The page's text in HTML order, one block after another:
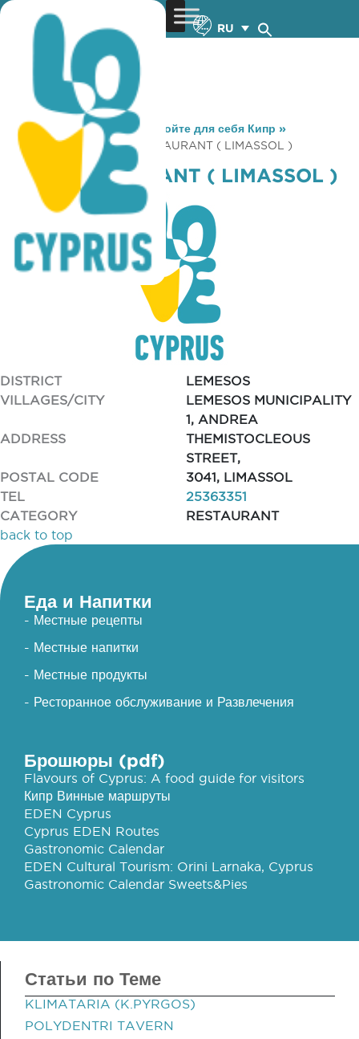
RU
You are here: Home »Откройте для себя Кипр »
Gastronomy
» FANIS RESTAURANT ( LIMASSOL )
FANIS RESTAURANT ( LIMASSOL )
DISTRICT
LEMESOS
VILLAGES/CITY
LEMESOS MUNICIPALITY
ADDRESS
1, ANDREA
THEMISTOCLEOUS
STREET,
POSTAL CODE
3041, LIMASSOL
TEL
25363351
CATEGORY
RESTAURANT
back to top
Еда и Напитки
- Местные рецепты
- Местные напитки
- Местные продукты
- Ресторанное обслуживание и Развлечения
Брошюры (pdf)
Flavours of Cyprus: A food guide for visitors
Кипр Винные маршруты
EDEN Cyprus
Cyprus EDEN Routes
Gastronomic Calendar
EDEN Cultural Tourism: Orini Larnaka, Cyprus
Gastronomic Calendar Sweets&Pies
Статьи по Теме
KLIMATARIA (K.PYRGOS)
POLYDENTRI TAVERN